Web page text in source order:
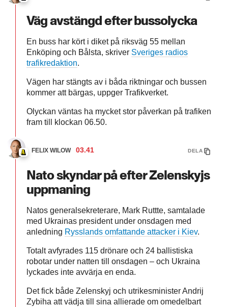
Väg avstängd efter bussolycka
En buss har kört i diket på riksväg 55 mellan
Enköping och Bålsta, skriver Sveriges radios
trafikredaktion.
Vägen har stängts av i båda riktningar och bussen
kommer att bärgas, uppger Trafikverket.
Olyckan väntas ha mycket stor påverkan på trafiken
fram till klockan 06.50.
FELIX WILOW 03.41 DELA
Nato skyndar på efter Zelenskyjs
uppmaning
Natos generalsekreterare, Mark Ruttte, samtalade
med Ukrainas president under onsdagen med
anledning Rysslands omfattande attacker i Kiev.
Totalt avfyrades 115 drönare och 24 ballistiska
robotar under natten till onsdagen – och Ukraina
lyckades inte avvärja en enda.
Det fick både Zelenskyj och utrikesminister Andrij
Zybiha att vädja till sina allierade om omedelbart